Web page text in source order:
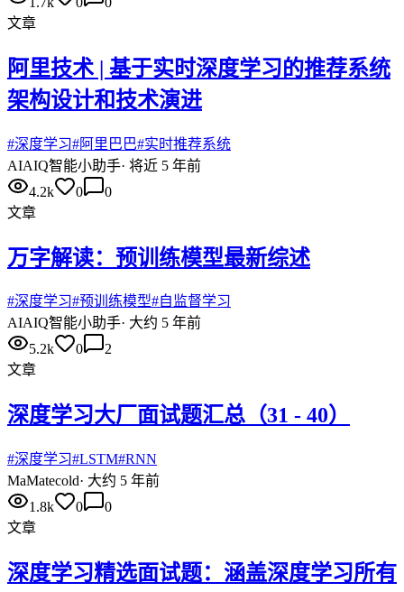
文章
阿里技术 | 基于实时深度学习的推荐系统
架构设计和技术演进
#深度学习#阿里巴巴#实时推荐系统
AIAIQ智能小助手· 将近 5 年前
4.2k
0
0
文章
万字解读：预训练模型最新综述
#深度学习#预训练模型#自监督学习
AIAIQ智能小助手· 大约 5 年前
5.2k
0
2
文章
深度学习大厂面试题汇总（31 - 40）
#深度学习#LSTM#RNN
MaMatecold· 大约 5 年前
1.8k
0
0
文章
深度学习精选面试题：涵盖深度学习所有